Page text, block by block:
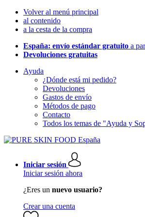
Volver al menú principal
al contenido
a la cesta de la compra
España: envío estándar gratuito a
Devoluciones gratuitas
Ayuda
¿Dónde está mi pedido?
Devoluciones
Gastos de envío
Métodos de pago
Contacto
Todos los temas de "Ayuda y
Iniciar sesión
Iniciar sesión ahora
¿Eres un nuevo usuario?
Crear una cuenta